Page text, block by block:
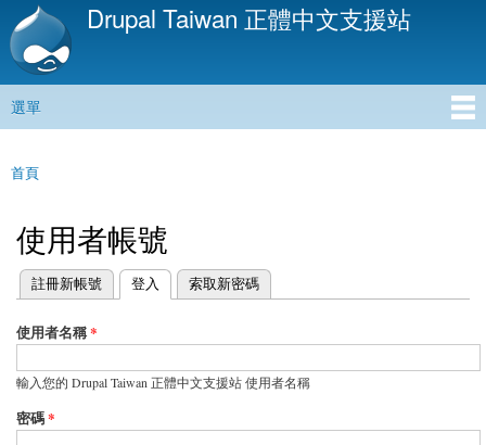
移
內
Drupal Taiwan 正體中文支援站
主選單
選單
您在這裡
首頁
使用者帳號
主要索引標籤
註冊新帳號 登入
(作用中頁籤) 索取新密碼
使用者名稱*
輸入您的 Drupal Taiwan 正體中文支援站 使用者名稱
密碼*